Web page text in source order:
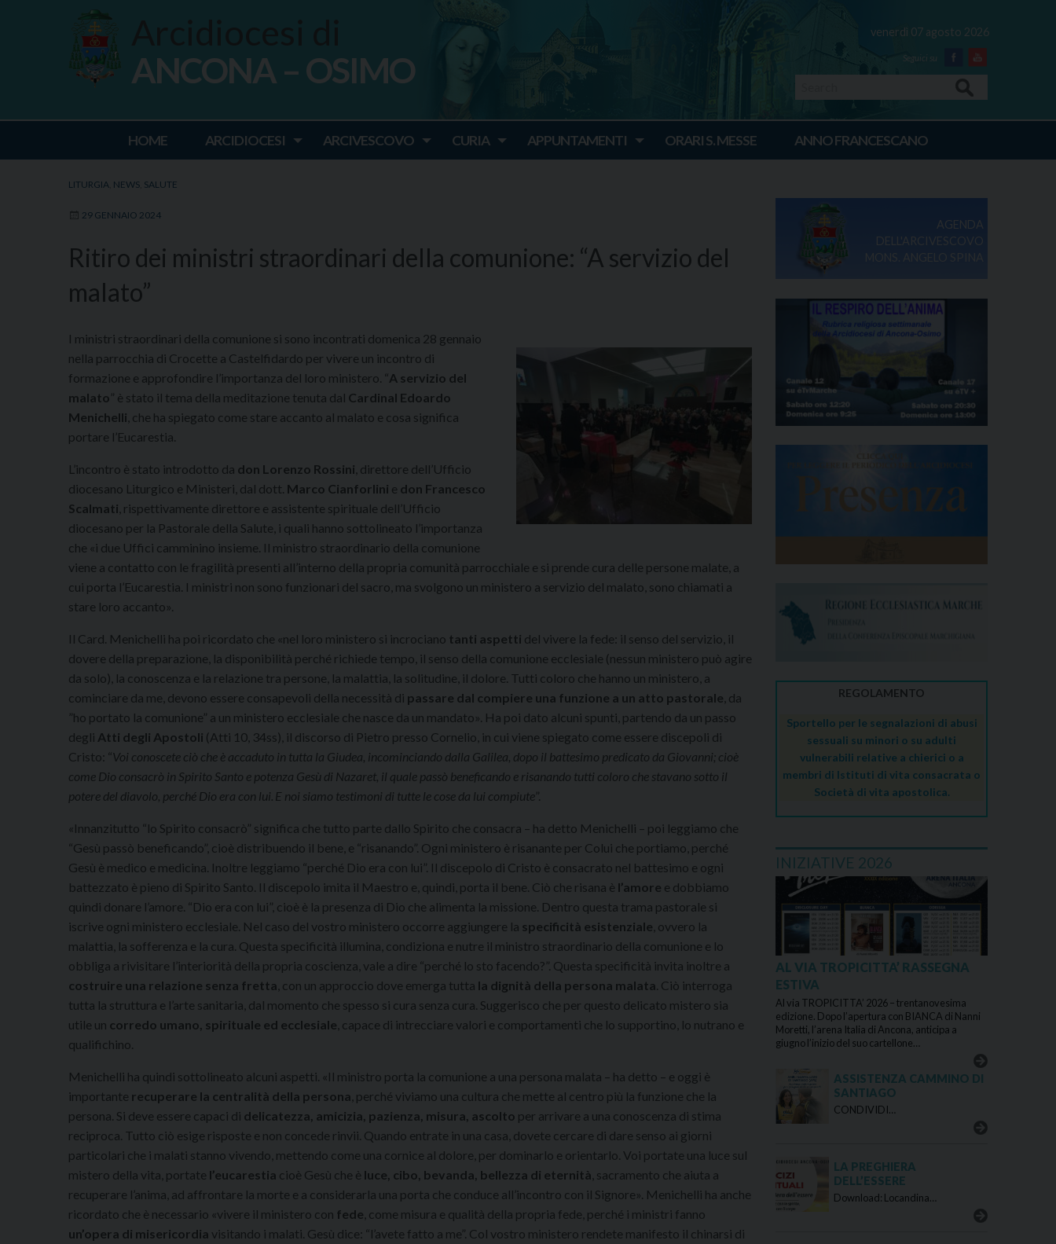
venerdì 07 agosto 2026
Facebook
Youtube
Ancona Osimo
ANCONA – OSIMO
HOME ARCIDIOCESI ARCIVESCOVO CURIA APPUNTAMENTI ORARI S. MESSE ANNO FRANCESCANO
LITURGIA NEWS SALUTE
29 GENNAIO 2024
Ritiro dei ministri straordinari della comunione: “A servizio del
malato”
I ministri straordinari della comunione si sono incontrati domenica 28 gennaio
nella parrocchia di Crocette a Castelfidardo per vivere un incontro di
formazione e approfondire l’importanza del loro ministero. “A servizio del
malato” è stato il tema della meditazione tenuta dal Cardinal Edoardo
Menichelli , che ha spiegato come stare accanto al malato e cosa significa
portare l’Eucarestia.
L’incontro è stato introdotto da don Lorenzo Rossini , direttore dell’Ufficio
diocesano Liturgico e Ministeri, dal dott. Marco Cianforlini e don Francesco
Scalmati , rispettivamente direttore e assistente spirituale dell’Ufficio
diocesano per la Pastorale della Salute, i quali hanno sottolineato l’importanza
che «i due Uffici camminino insieme. Il ministro straordinario della comunione
viene a contatto con le fragilità presenti all’interno della propria comunità parrocchiale e si prende cura delle persone malate, a
cui porta l’Eucarestia. I ministri non sono funzionari del sacro, ma svolgono un ministero a servizio del malato, sono chiamati a
stare loro accanto».
Il Card. Menichelli ha poi ricordato che «nel loro ministero si incrociano tanti aspetti del vivere la fede: il senso del servizio, il
dovere della preparazione, la disponibilità perché richiede tempo, il senso della comunione ecclesiale (nessun ministero può agire
da solo), la conoscenza e la relazione tra persone, la malattia, la solitudine, il dolore. Tutti coloro che hanno un ministero, a
cominciare da me, devono essere consapevoli della necessità di passare dal compiere una funzione a un atto pastorale , da
”ho portato la comunione” a un ministero ecclesiale che nasce da un mandato». Ha poi dato alcuni spunti, partendo da un passo
degli Atti degli Apostoli (Atti 10, 34ss), il discorso di Pietro presso Cornelio, in cui viene spiegato come essere discepoli di
Cristo: “Voi conoscete ciò che è accaduto in tutta la Giudea, incominciando dalla Galilea, dopo il battesimo predicato da Giovanni; cioè
come Dio consacrò in Spirito Santo e potenza Gesù di Nazaret, il quale passò beneficando e risanando tutti coloro che stavano sotto il
potere del diavolo, perché Dio era con lui. E noi siamo testimoni di tutte le cose da lui compiute”.
«Innanzitutto “lo Spirito consacrò” significa che tutto parte dallo Spirito che consacra – ha detto Menichelli – poi leggiamo che
“Gesù passò beneficando”, cioè distribuendo il bene, e “risanando”. Ogni ministero è risanante per Colui che portiamo, perché
Gesù è medico e medicina. Inoltre leggiamo “perché Dio era con lui”. Il discepolo di Cristo è consacrato nel battesimo e ogni
battezzato è pieno di Spirito Santo. Il discepolo imita il Maestro e, quindi, porta il bene. Ciò che risana è l’amore e dobbiamo
quindi donare l’amore. “Dio era con lui”, cioè è la presenza di Dio che alimenta la missione. Dentro questa trama pastorale si
iscrive ogni ministero ecclesiale. Nel caso del vostro ministero occorre aggiungere la specificità esistenziale , ovvero la
malattia, la sofferenza e la cura. Questa specificità illumina, condiziona e nutre il ministro straordinario della comunione e lo
obbliga a rivisitare l’interiorità della propria coscienza, vale a dire “perché lo sto facendo?”. Questa specificità invita inoltre a
costruire una relazione senza fretta , con un approccio dove emerga tutta la dignità della persona malata . Ciò interroga
tutta la struttura e l’arte sanitaria, dal momento che spesso si cura senza cura. Suggerisco che per questo delicato mistero sia
utile un corredo umano, spirituale ed ecclesiale , capace di intrecciare valori e comportamenti che lo supportino, lo nutrano e
qualifichino.
Menichelli ha quindi sottolineato alcuni aspetti. «Il ministro porta la comunione a una persona malata – ha detto – e oggi è
importante recuperare la centralità della persona , perché viviamo una cultura che mette al centro più la funzione che la
persona. Si deve essere capaci di delicatezza, amicizia, pazienza, misura, ascolto per arrivare a una conoscenza di stima
reciproca. Tutto ciò esige risposte e non concede rinvii. Quando entrate in una casa, dovete cercare di dare senso ai giorni
particolari che i malati stanno vivendo, mettendo come una cornice al dolore, per dominarlo e orientarlo. Voi portate una luce sul
mistero della vita, portate l’eucarestia cioè Gesù che è luce, cibo, bevanda, bellezza di eternità , sacramento che aiuta a
recuperare l’anima, ad affrontare la morte e a considerarla una porta che conduce all’incontro con il Signore». Menichelli ha anche
ricordato che è necessario «vivere il ministero con fede , come misura e qualità della propria fede, perché i ministri fanno
un’opera di misericordia visitando i malati. Gesù dice: “l’avete fatto a me”. Col vostro ministero rendete manifesto il chinarsi di
AGENDA
DELL'ARCIVESCOVO
REGOLAMENTO
Sportello per le segnalazioni di abusi
sessuali su minori o su adulti
vulnerabili relative a chierici o a
membri di Istituti di vita consacrata o
Società di vita apostolica.
INIZIATIVE 2026
AL VIA TROPICITTA’ RASSEGNA
ESTIVA
Al via TROPICITTA’ 2026 – trentanovesima
edizione. Dopo l’apertura con BIANCA di Nanni
Moretti, l’arena Italia di Ancona, anticipa a
giugno l’inizio del suo cartellone…
ASSISTENZA CAMMINO DI
SANTIAGO
CONDIVIDI…
LA PREGHIERA
DELL’ESSERE
Download: Locandina…